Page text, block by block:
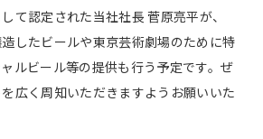
て認定された当社社長 菅原亮平が、
したビールや東京芸術劇場のために特
ルビール等の提供も行う予定です。ぜ
広く周知いただきますようお願いいた